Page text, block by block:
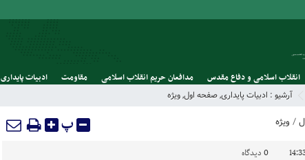
انقلاب اسلامی و دفاع مقدس مدافعان حریم انقلاب اسلامی مقاومت ادبیات پایداری
آرشیو : ادبیات پایداری,صفحه اول,ویژه
/ ویژه پ
0 دیدگاه